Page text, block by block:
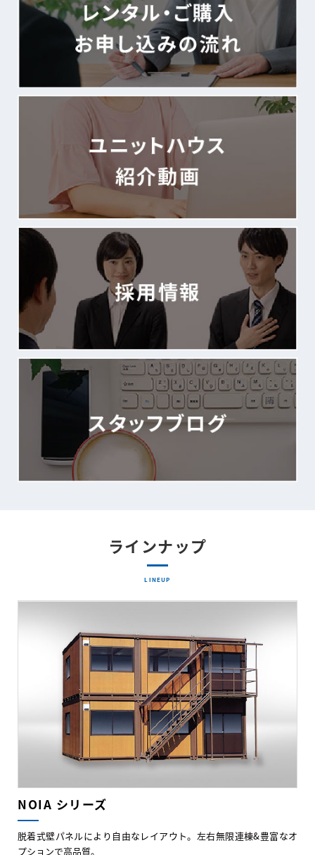
ラインナップ
LINEUP
NOIA シリーズ
脱着式壁パネルにより自由なレイアウト。左右無限連棟&豊富なオ
プションで高品質。